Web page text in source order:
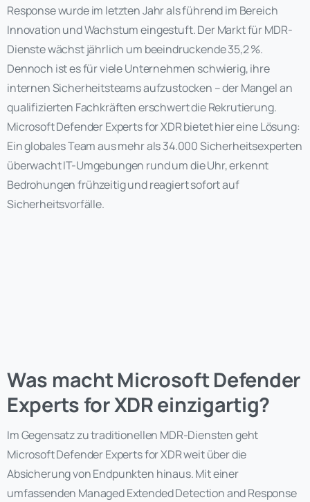
Response wurde im letzten Jahr als führend im Bereich
Innovation und Wachstum eingestuft. Der Markt für MDR-
Dienste wächst jährlich um beeindruckende 35,2 %.
Dennoch ist es für viele Unternehmen schwierig, ihre
internen Sicherheitsteams aufzustocken – der Mangel an
qualifizierten Fachkräften erschwert die Rekrutierung.
Microsoft Defender Experts for XDR bietet hier eine Lösung:
Ein globales Team aus mehr als 34.000 Sicherheitsexperten
überwacht IT-Umgebungen rund um die Uhr, erkennt
Bedrohungen frühzeitig und reagiert sofort auf
Sicherheitsvorfälle.
Was macht Microsoft Defender
Experts for XDR einzigartig?
Im Gegensatz zu traditionellen MDR-Diensten geht
Microsoft Defender Experts for XDR weit über die
Absicherung von Endpunkten hinaus. Mit einer
umfassenden Managed Extended Detection and Response